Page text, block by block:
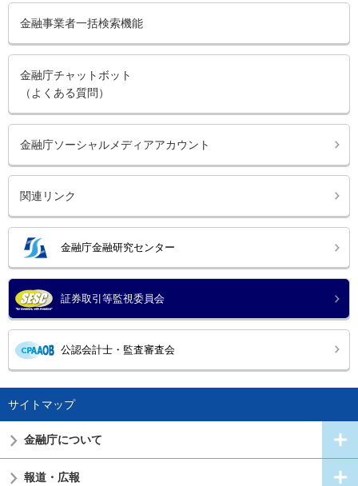
金融事業者一括検索機能
金融庁チャットボット
（よくある質問）
金融庁ソーシャルメディアアカウント
関連リンク
金融庁金融研究センター
証券取引等監視委員会
公認会計士・監査審査会
サイトマップ
金融庁について
報道・広報